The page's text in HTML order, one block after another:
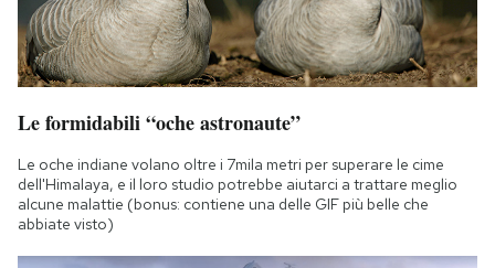
Le formidabili “oche astronaute”
Le oche indiane volano oltre i 7mila metri per superare le cime
dell'Himalaya, e il loro studio potrebbe aiutarci a trattare meglio
alcune malattie (bonus: contiene una delle GIF più belle che
abbiate visto)